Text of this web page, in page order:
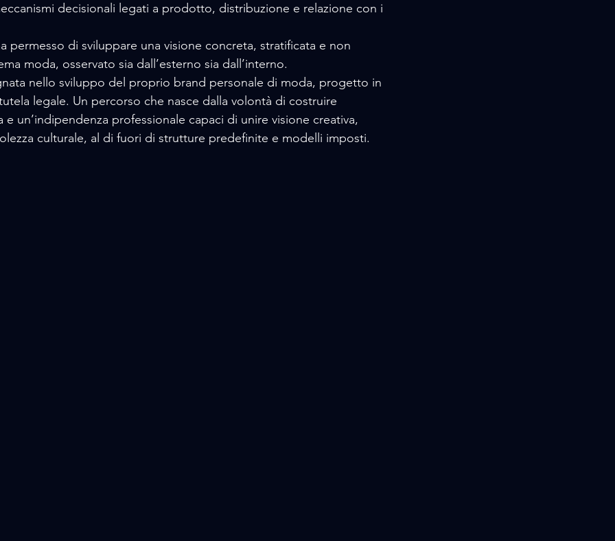
decisionali legati a prodotto, distribuzione e relazione con i
permesso di sviluppare una visione concreta, stratificata e non
moda, osservato sia dall’esterno sia dall’interno.
nello sviluppo del proprio brand personale di moda, progetto in
legale. Un percorso che nasce dalla volontà di costruire
e un’indipendenza professionale capaci di unire visione creativa,
culturale, al di fuori di strutture predefinite e modelli imposti.